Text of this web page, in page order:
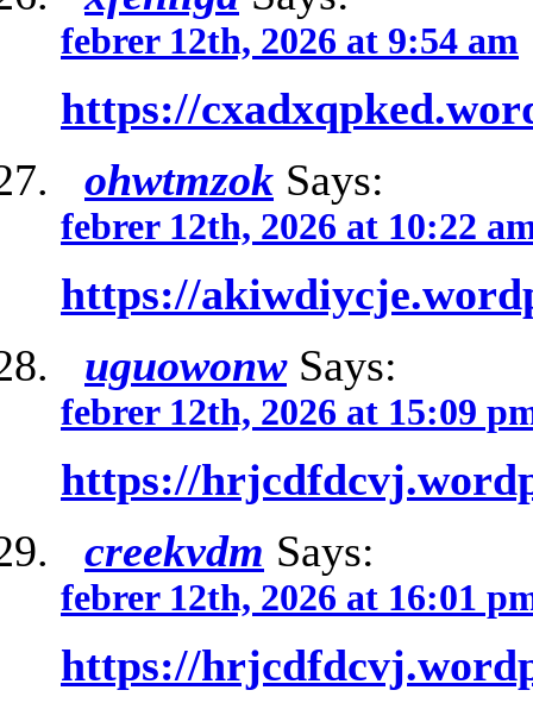
febrer 12th, 2026 at 9:54 am
https://
ohwtmzok Says:
febrer 12th, 2026 at 10:22
https://
uguowonwSays:
febrer 12th, 2026 at 15:09
https://
creekvdm Says:
febrer 12th, 2026 at 16:01
https://